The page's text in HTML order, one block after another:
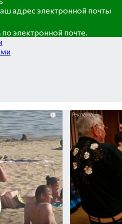
адрес электронной почты
электронной почте.
i